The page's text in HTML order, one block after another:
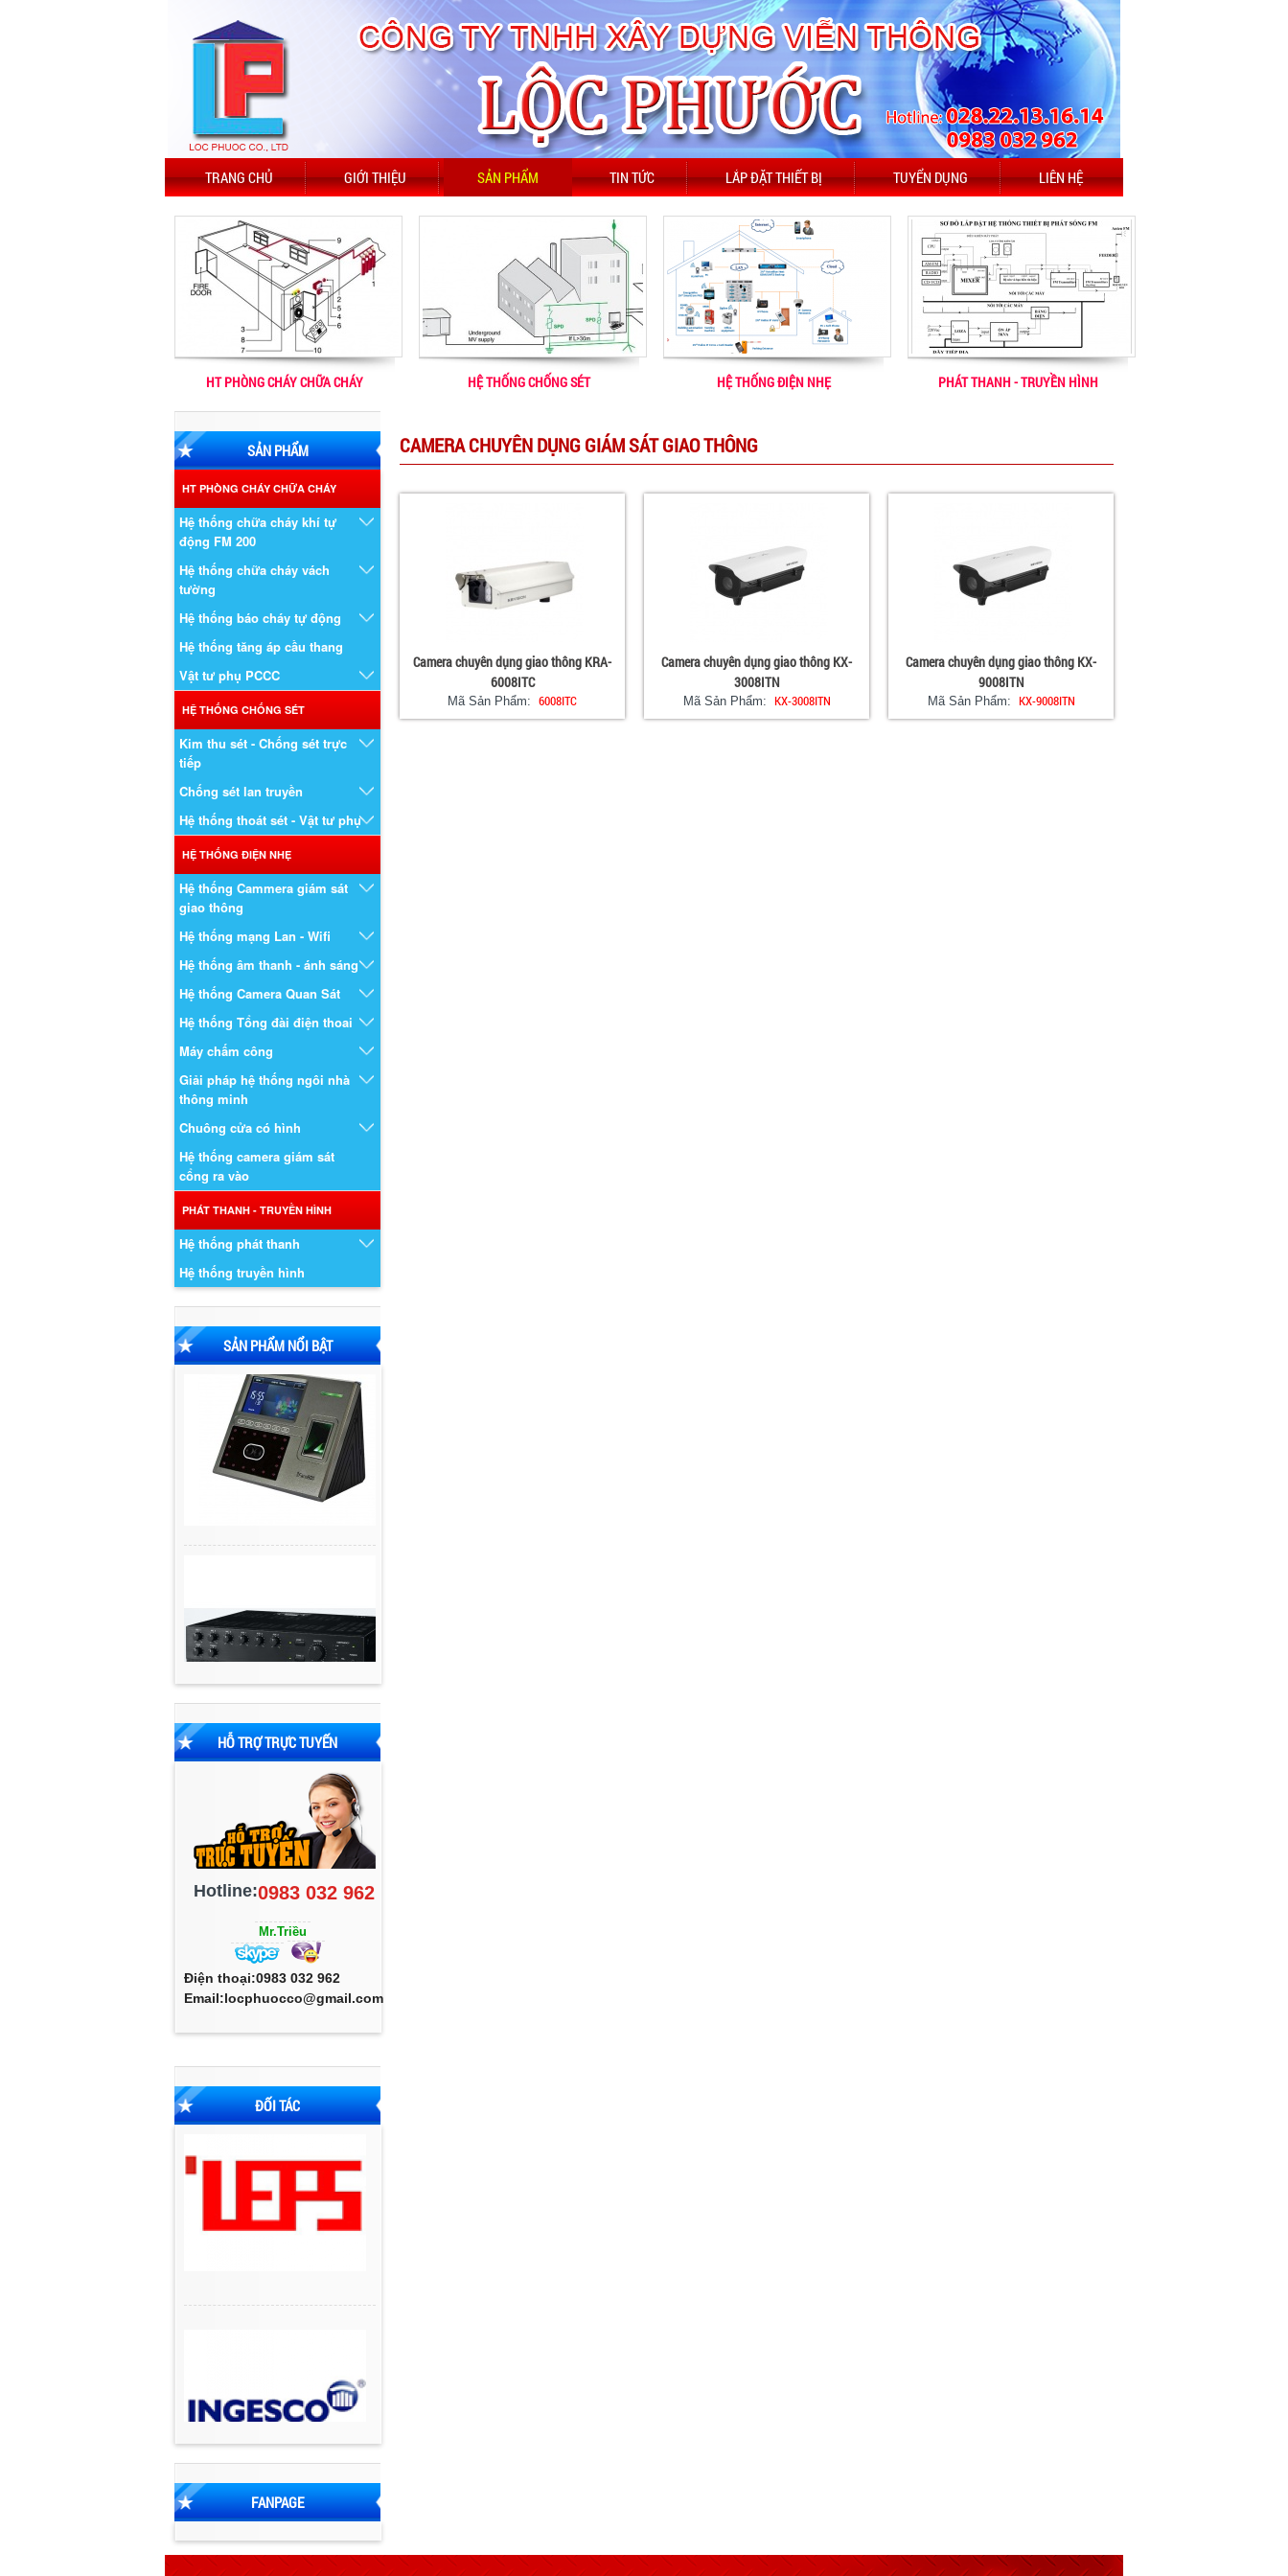
TRANG CHỦ GIỚI THIỆU SẢN PHẨM TIN TỨC LẮP ĐẶT THIẾT BỊ TUYỂN DỤNG LIÊN HỆ
HT PHÒNG CHÁY CHỮA CHÁY HỆ THỐNG CHỐNG SÉT HỆ THỐNG ĐIỆN NHẸ PHÁT THANH - TRUYỀN HÌNH
SẢN PHẨM
HT PHÒNG CHÁY CHỮA CHÁY
Hệ thống chữa cháy khí tự
động FM 200
Hệ thống chữa cháy vách
tường
Hệ thống báo cháy tự động
Hệ thống tăng áp cầu thang
Vật tư phụ PCCC
HỆ THỐNG CHỐNG SÉT
Kim thu sét - Chống sét trực
tiếp
Chống sét lan truyền
Hệ thống thoát sét - Vật tư phụ
HỆ THỐNG ĐIỆN NHẸ
Hệ thống Cammera giám sát
giao thông
Hệ thống mạng Lan - Wifi
Hệ thống âm thanh - ánh sáng
Hệ thống Camera Quan Sát
Hệ thống Tổng đài điện thoai
Máy chấm công
Giải pháp hệ thống ngôi nhà
thông minh
Chuông cửa có hình
Hệ thống camera giám sát
cổng ra vào
PHÁT THANH - TRUYỀN HÌNH
Hệ thống phát thanh
Hệ thống truyền hình
SẢN PHẨM NỔI BẬT
HỖ TRỢ TRỰC TUYẾN
Hotline:0983 032 962
Mr.Triều
Điện thoại:0983 032 962
Email:locphuocco@gmail.com
ĐỐI TÁC
FANPAGE
CAMERA CHUYÊN DỤNG GIÁM SÁT GIAO THÔNG
Camera chuyên dụng giao thông KRA-
6008ITC
Mã Sản Phẩm: 6008ITC
Camera chuyên dụng giao thông KX-
3008ITN
Mã Sản Phẩm: KX-3008ITN
Camera chuyên dụng giao thông KX-
9008ITN
Mã Sản Phẩm: KX-9008ITN